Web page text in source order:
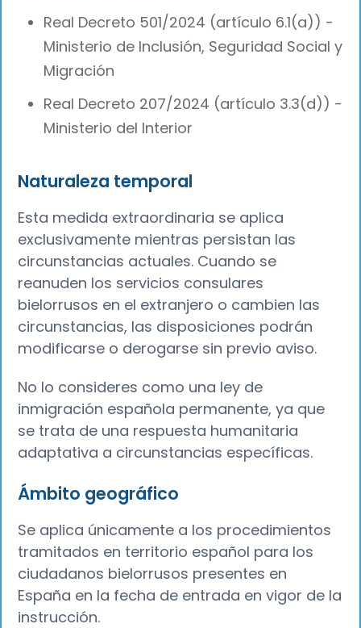
Real Decreto 501/2024 (artículo 6.1(a)) -
Ministerio de Inclusión, Seguridad Social y
Migración
Real Decreto 207/2024 (artículo 3.3(d)) -
Ministerio del Interior
Naturaleza temporal
Esta medida extraordinaria se aplica
exclusivamente mientras persistan las
circunstancias actuales. Cuando se
reanuden los servicios consulares
bielorrusos en el extranjero o cambien las
circunstancias, las disposiciones podrán
modificarse o derogarse sin previo aviso.
No lo consideres como una ley de
inmigración española permanente, ya que
se trata de una respuesta humanitaria
adaptativa a circunstancias específicas.
Ámbito geográfico
Se aplica únicamente a los procedimientos
tramitados en territorio español para los
ciudadanos bielorrusos presentes en
España en la fecha de entrada en vigor de la
instrucción.